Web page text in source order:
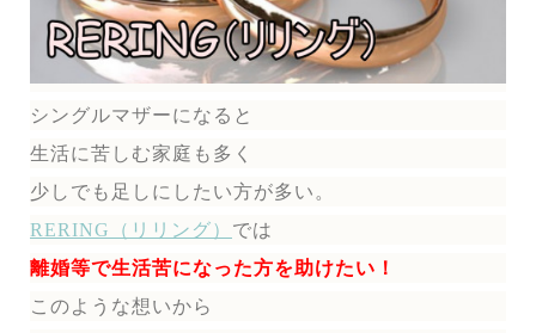
シングルマザーになると
生活に苦しむ家庭も多く
少しでも足しにしたい方が多い。
RERING（リリング） では
離婚等で生活苦になった方を助けたい！
このような想いから